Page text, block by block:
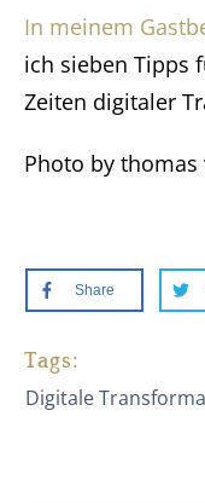
In meinem
ich sieben Tipps
Zeiten digitaler
Photo by
Share
Tags:
Digitale